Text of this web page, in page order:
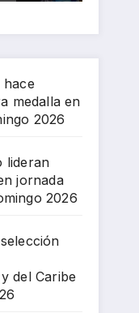
cel
ebr
aci
ón
Jue
Ce
ntr
oa
ric
os
medalla en
2026
lideran
jornada
2026
del Caribe